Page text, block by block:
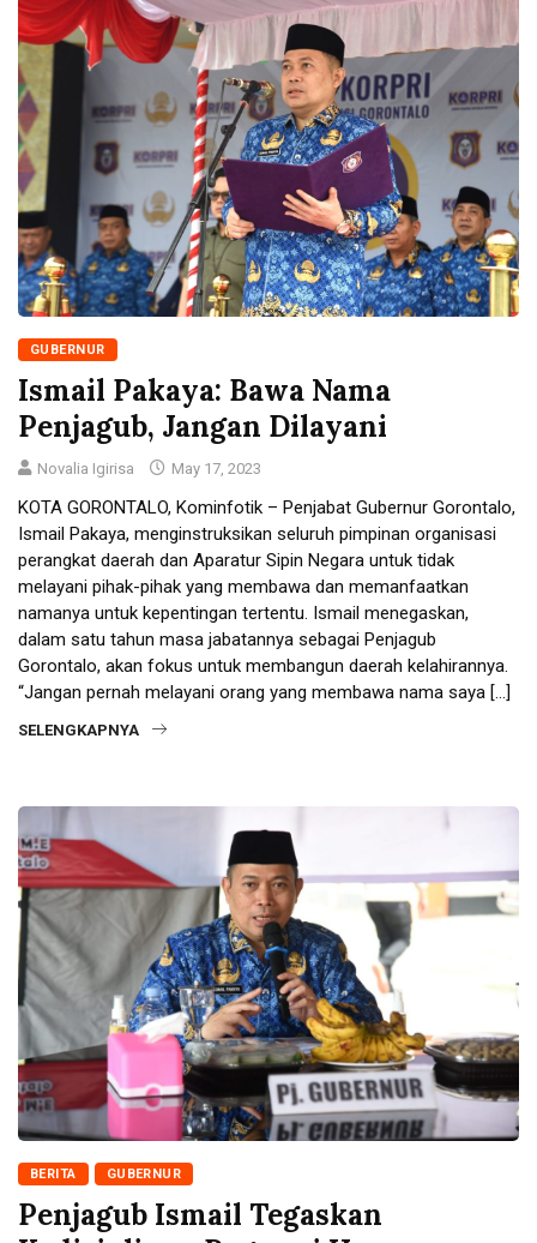
GUBERNUR
Ismail Pakaya: Bawa Nama
Penjagub, Jangan Dilayani
Novalia Igirisa May 17, 2023
KOTA GORONTALO, Kominfotik – Penjabat Gubernur Gorontalo,
Ismail Pakaya, menginstruksikan seluruh pimpinan organisasi
perangkat daerah dan Aparatur Sipin Negara untuk tidak
melayani pihak-pihak yang membawa dan memanfaatkan
namanya untuk kepentingan tertentu. Ismail menegaskan,
dalam satu tahun masa jabatannya sebagai Penjagub
Gorontalo, akan fokus untuk membangun daerah kelahirannya.
“Jangan pernah melayani orang yang membawa nama saya […]
SELENGKAPNYA
BERITA GUBERNUR
Penjagub Ismail Tegaskan